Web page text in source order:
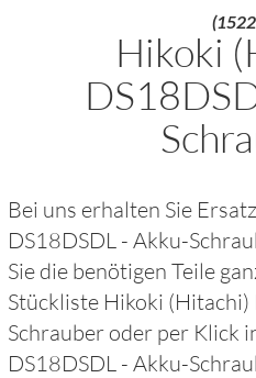
Hikoki
Bei uns erhalten Sie
DS18DSDL - Akku-
Sie die benötigen Teile
Stückliste Hikoki (Hitachi)
Schrauber oder per Klick
DS18DSDL - Akku-